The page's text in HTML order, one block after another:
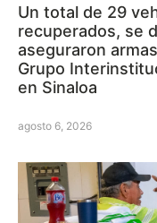
Un total de 29
recuperados, se
aseguraron
Grupo
en Sinaloa
agosto 6, 2026